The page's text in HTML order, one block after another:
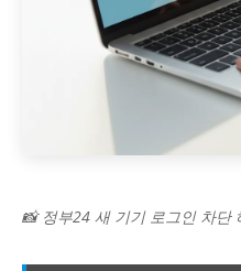
📸 정부24 새 기기 로그인 차단